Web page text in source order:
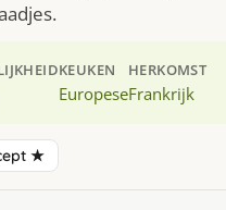
KEUKEN
Europese
HERKOMST
Frankrijk
★